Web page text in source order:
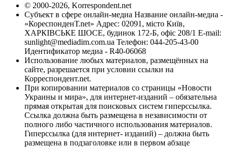
© 2000-2026, Korrespondent.net
Субъект в сфере онлайн-медиа Название онлайн-медиа -
«КореспонденТ.net» Адрес: 02091, місто Київ,
ХАРКІВСЬКЕ ШОСЕ, будинок 172-Б, офіс 208/1 E-mail:
sunlight@mediadim.com.ua Телефон: 044-205-43-00
Идентификатор медиа - R40-06068
Использование любых материалов, размещённых на
сайте, разрешается при условии ссылки на
Корреспондент.net.
При копировании материалов со страницы «Новости
Украины и мира», для интернет-изданий – обязательна
прямая открытая для поисковых систем гиперссылка.
Ссылка должна быть размещена в независимости от
полного либо частичного использования материалов.
Гиперссылка (для интернет- изданий) – должна быть
размещена в подзаголовке или в первом абзаце